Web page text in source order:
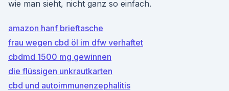
wie man sieht, nicht ganz so einfach.
amazon hanf brieftasche
frau wegen cbd öl im dfw verhaftet
cbdmd 1500 mg gewinnen
die flüssigen unkrautkarten
cbd und autoimmunenzephalitis